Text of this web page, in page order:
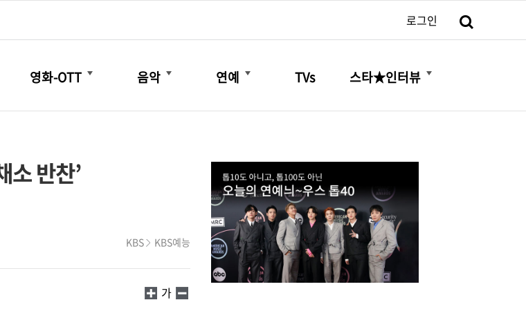
로그인
영화-OTT
더보기
음악
더보기
연예
더보기
TVs 스타★인터뷰
더보기
소 반찬’
KBS KBS예능
가